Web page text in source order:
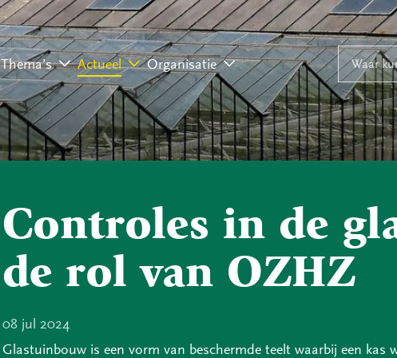
Naar inhoud
Naar navigatie
Thema’s Actueel Organisatie
Waar
Controles in de
de rol van OZHZ
08 jul 2024
Glastuinbouw is een vorm van beschermde teelt waarbij een